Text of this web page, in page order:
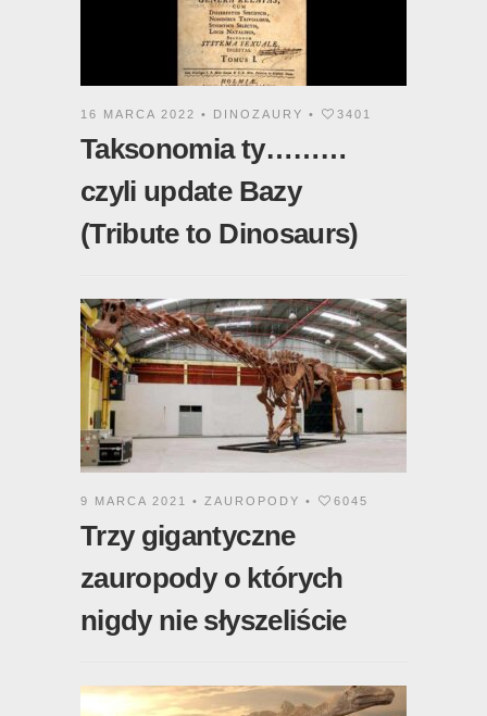
16 MARCA 2022 • DINOZAURY • 3401
Taksonomia ty………
czyli update Bazy
(Tribute to Dinosaurs)
9 MARCA 2021 • ZAUROPODY • 6045
Trzy gigantyczne
zauropody o których
nigdy nie słyszeliście